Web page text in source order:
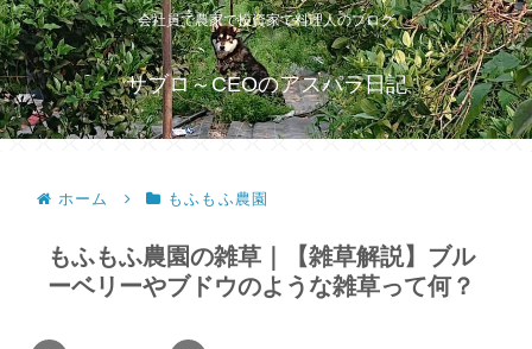
会社員で農家で投資家で料理人のブログ
サブロ～CEOのアスパラ日記
ホーム もふもふ農園
もふもふ農園の雑草｜【雑草解説】ブル
ーベリーやブドウのような雑草って何？